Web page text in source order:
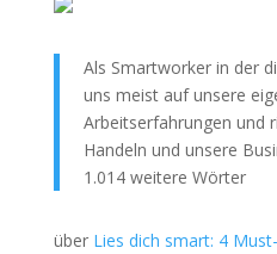
Als Smartworker in der
uns meist auf unsere
Arbeitserfahrungen und
Handeln und unsere
1.014 weitere Wörter
über Lies dich smart: 4